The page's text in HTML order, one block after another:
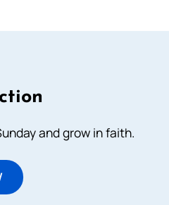
and grow in faith.